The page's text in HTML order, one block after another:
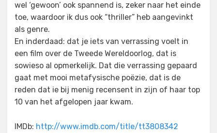
wel ‘gewoon’ ook spannend is, zeker naar het einde
toe, waardoor ik dus ook “thriller” heb aangevinkt
als genre.
En inderdaad: dat je iets van verrassing voelt in
een film over de Tweede Wereldoorlog, dat is
sowieso al opmerkelijk. Dat die verrassing gepaard
gaat met mooi metafysische poëzie, dat is de
reden dat ie bij menig recensent in zijn of haar top
10 van het afgelopen jaar kwam.
IMDb: http://www.imdb.com/title/tt3808342